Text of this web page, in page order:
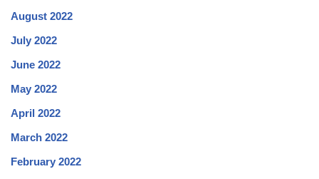
August 2022
July 2022
June 2022
May 2022
April 2022
March 2022
February 2022